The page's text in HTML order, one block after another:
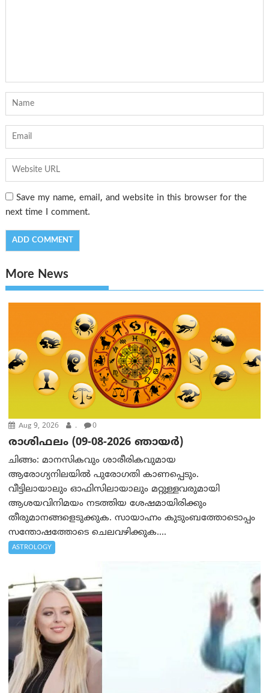
Save my name, email, and website in this browser for the
next time I comment.
More News
Aug 9, 2026 . 0
രാശിഫലം (09-08-2026 ഞായര്‍)
ചിങ്ങം: മാനസികവും ശാരീരികവുമായ
ആരോഗ്യനിലയിൽ പുരോഗതി കാണപ്പെടും.
വീട്ടിലായാലും ഓഫിസിലായാലും മറ്റുള്ളവരുമായി
ആശയവിനിമയം നടത്തിയ ശേഷമായിരിക്കും
തീരുമാനങ്ങളെടുക്കുക. സായാഹ്നം കുടുംബത്തോടൊപ്പം
സന്തോഷത്തോടെ ചെലവഴിക്കുക....
ASTROLOGY